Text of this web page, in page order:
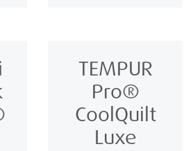
TEMPUR
Pro®
CoolQuilt
Luxe